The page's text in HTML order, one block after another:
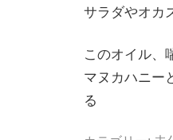
サラダやオカ
このオイル、
マヌカハニー
る